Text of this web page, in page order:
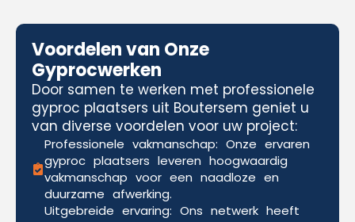
Voordelen van Onze
Gyprocwerken
Door samen te werken met professionele
gyproc plaatsers uit Boutersem geniet u
van diverse voordelen voor uw project:
Professionele vakmanschap: Onze ervaren
gyproc plaatsers leveren hoogwaardig
vakmanschap voor een naadloze en
duurzame afwerking.
Uitgebreide ervaring: Ons netwerk heeft